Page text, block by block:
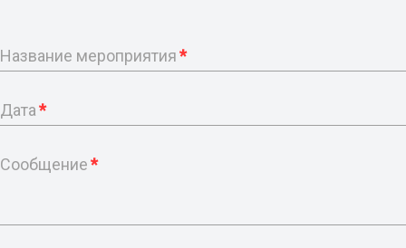
Название мероприятия*
Дата*
Сообщение*